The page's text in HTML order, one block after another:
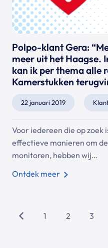
Polpo-klant Gera:
meer uit het Haagse.
kan ik per thema alle
Kamerstukken
22 januari 2019
Voor iedereen die op zoek
effectieve manieren om
monitoren, hebben wij…
Ontdek meer
1 2 3